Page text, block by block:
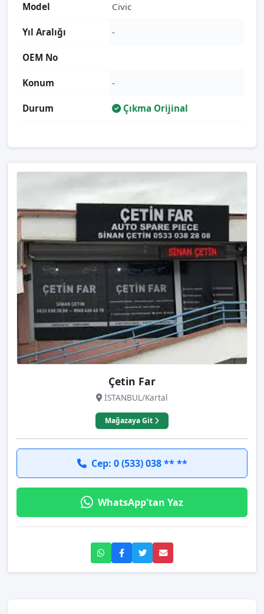
Model Civic
Yıl Aralığı -
OEM No
Konum -
Durum Çıkma Orijinal
Çetin Far
İSTANBUL/Kartal
Mağazaya Git
Cep: 0 (533) 038 ** **
WhatsApp'tan Yaz